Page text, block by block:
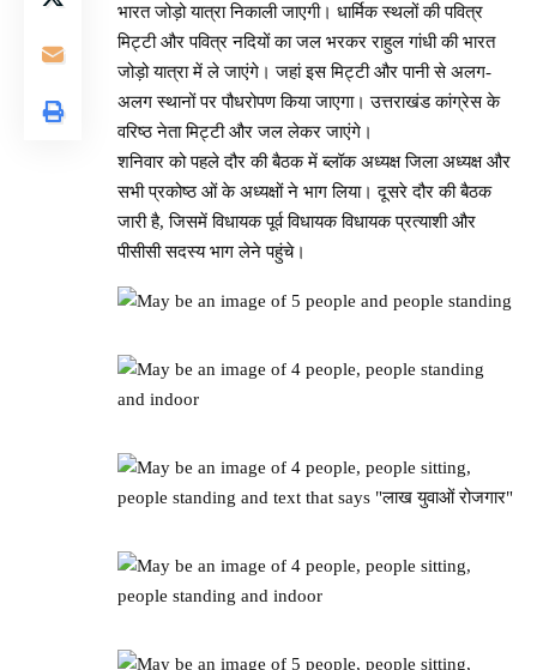
भारत जोड़ो यात्रा निकाली जाएगी। धार्मिक स्थलों की पवित्र
मिट्टी और पवित्र नदियों का जल भरकर राहुल गांधी की भारत
जोड़ो यात्रा में ले जाएंगे। जहां इस मिट्टी और पानी से अलग-
अलग स्थानों पर पौधरोपण किया जाएगा। उत्तराखंड कांग्रेस के
वरिष्ठ नेता मिट्टी और जल लेकर जाएंगे।
शनिवार को पहले दौर की बैठक में ब्लॉक अध्यक्ष जिला अध्यक्ष और
सभी प्रकोष्ठ ओं के अध्यक्षों ने भाग लिया। दूसरे दौर की बैठक
जारी है, जिसमें विधायक पूर्व विधायक विधायक प्रत्याशी और
पीसीसी सदस्य भाग लेने पहुंचे।